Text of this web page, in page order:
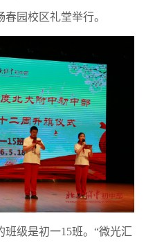
园校区礼堂举行。
班级是初一15班。“微光汇